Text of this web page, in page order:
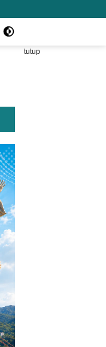
Realistis Tanpa Obral
tutup